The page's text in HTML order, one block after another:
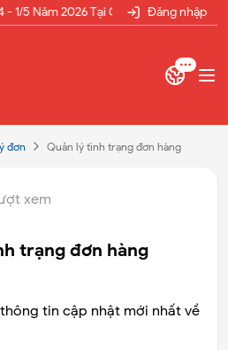
5 Năm 2026 Tại Gấu Đỏ Nhập Hàng
Đăng nhập
đơn Quản lý tình trạng đơn hàng
xem
trạng đơn hàng
tin cập nhật mới nhất về